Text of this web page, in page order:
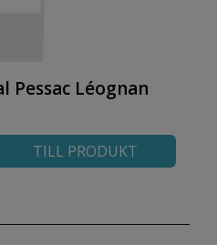
Pessac Léognan
TILL PRODUKT